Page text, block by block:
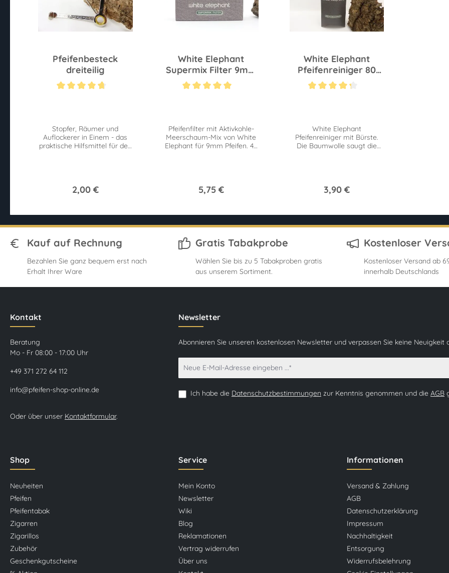
Pfeifenbesteck
dreiteilig
Stopfer, Räumer und
Auflockerer in Einem - das
praktische Hilfsmittel für den
2,00 €
White Elephant
Supermix Filter 9mm
S 40 St
Pfeifenfilter mit Aktivkohle-
Meerschaum-Mix von White
Elephant für 9mm Pfeifen. 40
5,75 €
White Elephant
Pfeifenreiniger 80
Stück
White Elephant
Pfeifenreiniger mit Bürste.
Die Baumwolle saugt die
3,90 €
Kauf auf Rechnung
Bezahlen Sie ganz bequem erst nach
Erhalt Ihrer Ware
Gratis Tabakprobe
Wählen Sie bis zu 5 Tabakproben gratis
aus unserem Sortiment.
Kostenloser
Kostenloser Versand ab
innerhalb Deutschlands
Kontakt
Beratung
Mo - Fr 08:00 - 17:00 Uhr
+49 371 272 64 112
info@pfeifen-shop-online.de
Oder über unser Kontaktformular.
Newsletter
Abonnieren Sie unseren kostenlosen Newsletter und verpassen Sie keine Neuigkeit
Ich habe die Datenschutzbestimmungen zur Kenntnis genommen und die AGB
Shop
Neuheiten
Pfeifen
Pfeifentabak
Zigarren
Zigarillos
Zubehör
Geschenkgutscheine
Service
Mein Konto
Newsletter
Wiki
Blog
Reklamationen
Vertrag widerrufen
Über uns
Informationen
Versand & Zahlung
AGB
Datenschutzerklärung
Impressum
Nachhaltigkeit
Entsorgung
Widerrufsbelehrung